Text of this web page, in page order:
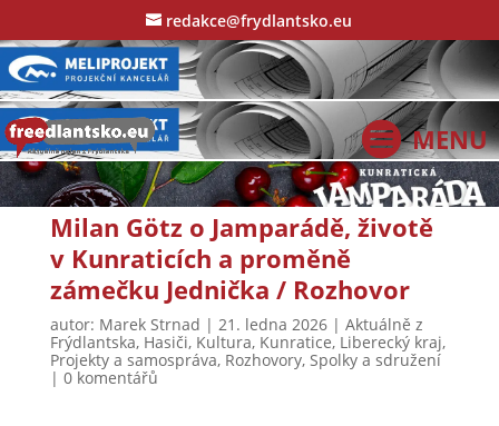
redakce@frydlantsko.eu
Milan Götz o Jamparádě, životě
v Kunraticích a proměně
zámečku Jednička / Rozhovor
autor: Marek Strnad | 21. ledna 2026| Aktuálně z
Frýdlantska, Hasiči, Kultura, Kunratice, Liberecký kraj,
Projekty a samospráva, Rozhovory, Spolky a sdružení
| 0 komentářů